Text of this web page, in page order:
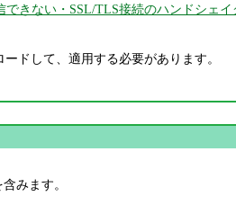
きない・SSL/TLS接続のハンドシェ
ドして、適用する必要があります。
みます。